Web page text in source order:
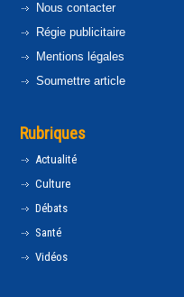
Nous contacter
Régie publicitaire
Mentions légales
Soumettre article
Rubriques
Actualité
Culture
Débats
Santé
Vidéos